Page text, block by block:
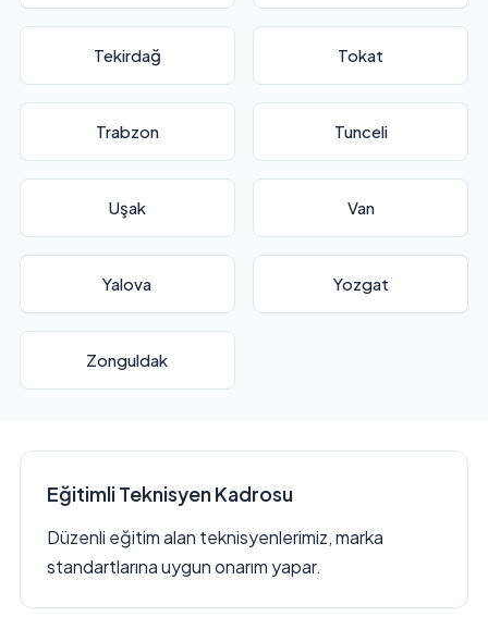
Tekirdağ Tokat
Trabzon Tunceli
Uşak Van
Yalova Yozgat
Zonguldak
Eğitimli Teknisyen Kadrosu
Düzenli eğitim alan teknisyenlerimiz, marka
standartlarına uygun onarım yapar.